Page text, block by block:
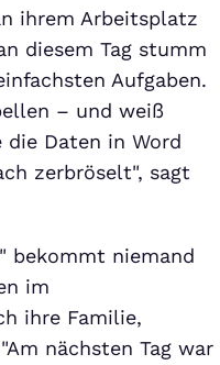
ihrem Arbeitsplatz
diesem Tag stumm
Aufgaben.
– und weiß
Daten in Word
zerbröselt", sagt
bekommt niemand
im
ihre Familie,
nächsten Tag war